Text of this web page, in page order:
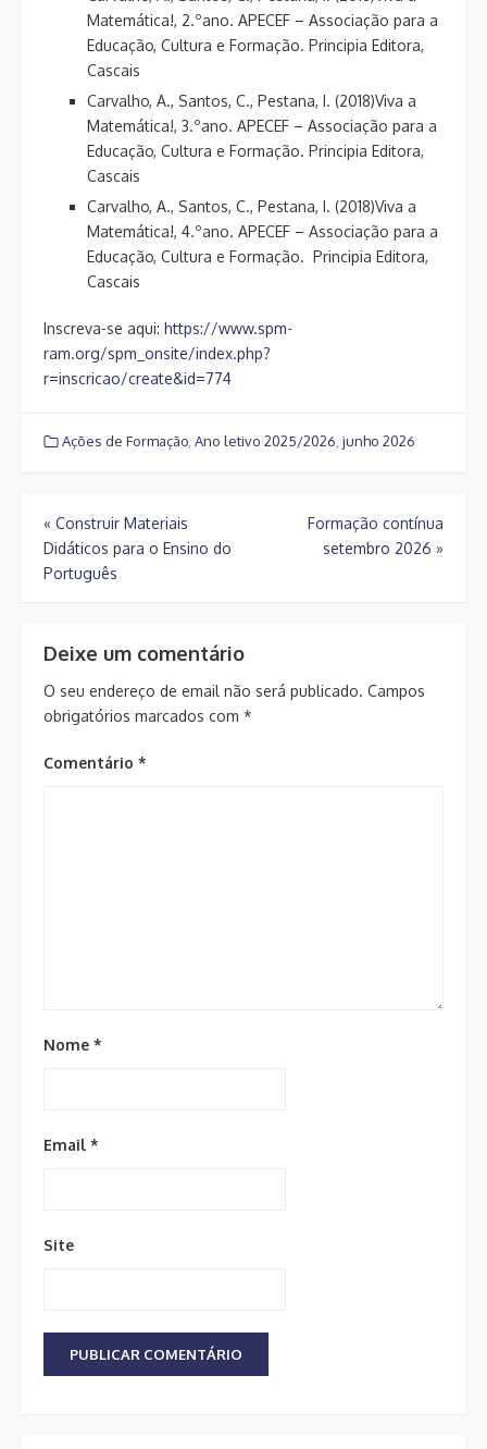
Matemática!, 2.ºano. APECEF – Associação para a
Educação, Cultura e Formação. Principia Editora,
Cascais
Carvalho, A., Santos, C., Pestana, I. (2018)Viva a
Matemática!, 3.ºano. APECEF – Associação para a
Educação, Cultura e Formação. Principia Editora,
Cascais
Carvalho, A., Santos, C., Pestana, I. (2018)Viva a
Matemática!, 4.ºano. APECEF – Associação para a
Educação, Cultura e Formação. Principia Editora,
Cascais
Inscreva-se aqui: https://www.spm-
ram.org/spm_onsite/index.php?
r=inscricao/create&id=774
Ações de Formação, Ano letivo 2025/2026, junho 2026
Navegação
de
artigos
« Construir Materiais
Didáticos para o Ensino do
Português
Formação contínua
setembro 2026 »
Deixe um comentário
O seu endereço de email não será publicado. Campos
obrigatórios marcados com *
Comentário *
Nome *
Email *
Site